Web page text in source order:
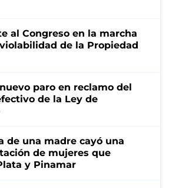
al Congreso en la marcha
de la Propiedad
paro en reclamo del
de la Ley de
de una madre cayó una
de mujeres que
y Pinamar